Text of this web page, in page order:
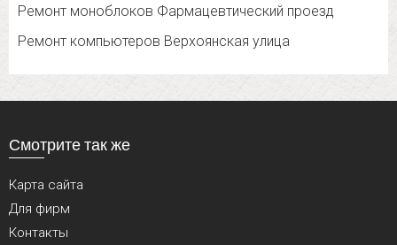
Ремонт моноблоков Фармацевтический проезд
Ремонт компьютеров Верхоянская улица
Смотрите так же
Карта сайта
Для фирм
Контакты